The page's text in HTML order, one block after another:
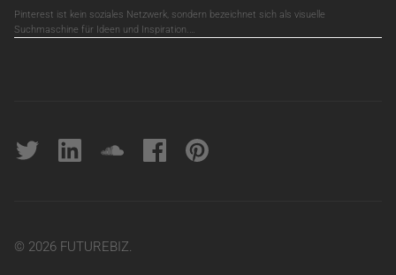
Pinterest ist kein soziales Netzwerk, sondern bezeichnet sich als visuelle
Suchmaschine für Ideen und Inspiration.…
Twitter linkedin soundcloudFacebookpinterest
© 2026 FUTUREBIZ.